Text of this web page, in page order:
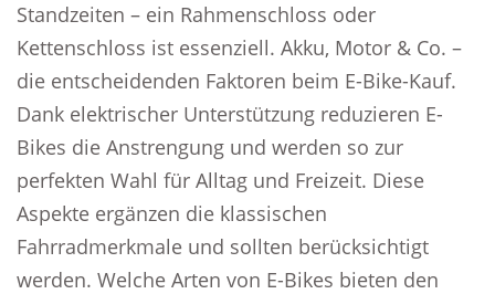
Standzeiten – ein Rahmenschloss oder
Kettenschloss ist essenziell. Akku, Motor & Co. –
die entscheidenden Faktoren beim E-Bike-Kauf.
Dank elektrischer Unterstützung reduzieren E-
Bikes die Anstrengung und werden so zur
perfekten Wahl für Alltag und Freizeit. Diese
Aspekte ergänzen die klassischen
Fahrradmerkmale und sollten berücksichtigt
werden. Welche Arten von E-Bikes bieten den